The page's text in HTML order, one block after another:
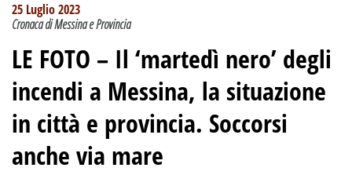
25 Luglio 2023
Cronaca di Messina e Provincia
LE FOTO – Il ‘martedì nero’ degli
incendi a Messina, la situazione
in città e provincia. Soccorsi
anche via mare